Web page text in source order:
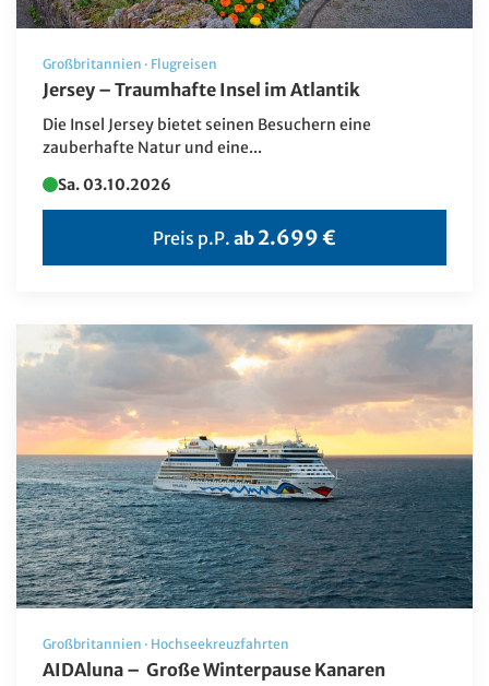
Großbritannien · Flugreisen
Jersey – Traumhafte Insel im Atlantik
Die Insel Jersey bietet seinen Besuchern eine
zauberhafte Natur und eine...
Sa. 03.10.2026
Preis p.P. ab 2.699 €
Großbritannien · Hochseekreuzfahrten
AIDAluna – Große Winterpause Kanaren